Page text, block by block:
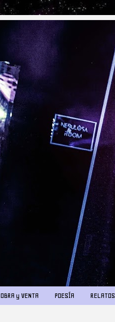
OBRA y VENTA POESÍA RELATOS